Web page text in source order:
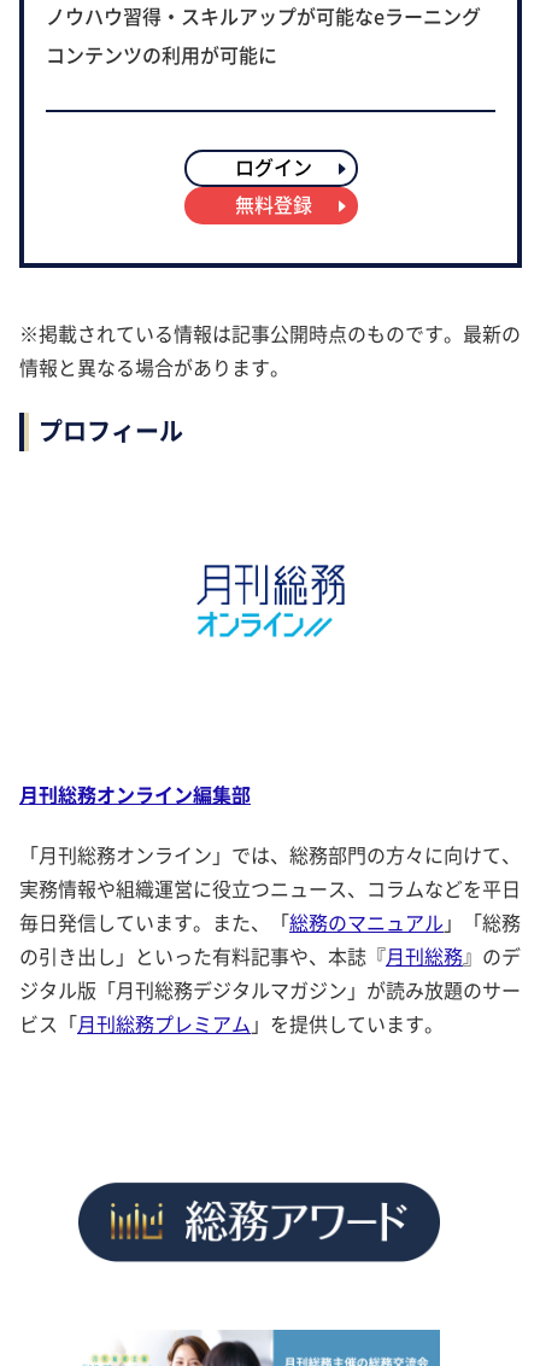
ノウハウ習得・スキルアップが可能なeラーニング
コンテンツの利用が可能に
ログイン
無料登録
※掲載されている情報は記事公開時点のものです。最新の
情報と異なる場合があります。
プロフィール
月刊総務オンライン編集部
「月刊総務オンライン」では、総務部門の方々に向けて、
実務情報や組織運営に役立つニュース、コラムなどを平日
毎日発信しています。また、「総務のマニュアル 」「総務
の引き出し」といった有料記事や、本誌『月刊総務』のデ
ジタル版「月刊総務デジタルマガジン」が読み放題のサー
ビス「月刊総務プレミアム 」を提供しています。